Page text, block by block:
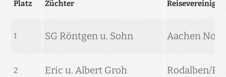
Platz Züchter
1 SG Röntgen u. Sohn Aachen
2 Eric u. Albert Groh Rodalben/